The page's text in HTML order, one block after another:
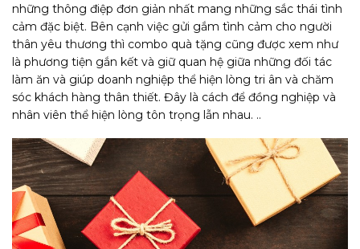
những thông điệp đơn giản nhất mang những sắc thái tình
cảm đặc biệt. Bên cạnh việc gửi gắm tình cảm cho người
thân yêu thương thì combo quà tặng cũng được xem như
là phương tiện gắn kết và giữ quan hệ giữa những đối tác
làm ăn và giúp doanh nghiệp thể hiện lòng tri ân và chăm
sóc khách hàng thân thiết. Đây là cách để đồng nghiệp và
nhân viên thể hiện lòng tôn trọng lẫn nhau. ..